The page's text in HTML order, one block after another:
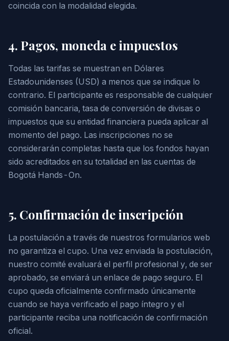
coincida con la modalidad elegida.
4. Pagos, moneda e impuestos
Todas las tarifas se muestran en Dólares
Estadounidenses (USD) a menos que se indique lo
contrario. El participante es responsable de cualquier
comisión bancaria, tasa de conversión de divisas o
impuestos que su entidad financiera pueda aplicar al
momento del pago. Las inscripciones no se
considerarán completas hasta que los fondos hayan
sido acreditados en su totalidad en las cuentas de
Bogotá Hands-On.
5. Confirmación de inscripción
La postulación a través de nuestros formularios web
no garantiza el cupo. Una vez enviada la postulación,
nuestro comité evaluará el perfil profesional y, de ser
aprobado, se enviará un enlace de pago seguro. El
cupo queda oficialmente confirmado únicamente
cuando se haya verificado el pago íntegro y el
participante reciba una notificación de confirmación
oficial.